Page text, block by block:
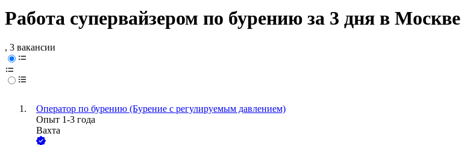
Работа супервайзером по бурению за 3 дня в Москве
, 3 вакансии
Оператор по бурению (Бурение с регулируемым давлением)
Опыт 1-3 года
Вахта